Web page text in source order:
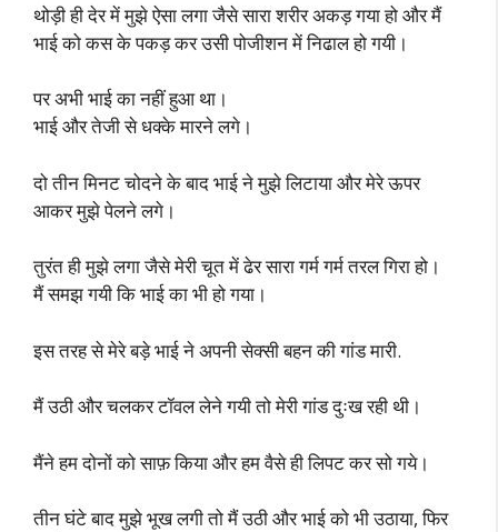
थोड़ी ही देर में मुझे ऐसा लगा जैसे सारा शरीर अकड़ गया हो और मैं
भाई को कस के पकड़ कर उसी पोजीशन में निढाल हो गयी।
पर अभी भाई का नहीं हुआ था।
भाई और तेजी से धक्के मारने लगे।
दो तीन मिनट चोदने के बाद भाई ने मुझे लिटाया और मेरे ऊपर
आकर मुझे पेलने लगे।
तुरंत ही मुझे लगा जैसे मेरी चूत में ढेर सारा गर्म गर्म तरल गिरा हो।
मैं समझ गयी कि भाई का भी हो गया।
इस तरह से मेरे बड़े भाई ने अपनी सेक्सी बहन की गांड मारी.
मैं उठी और चलकर टॉवल लेने गयी तो मेरी गांड दुःख रही थी।
मैंने हम दोनों को साफ़ किया और हम वैसे ही लिपट कर सो गये।
तीन घंटे बाद मुझे भूख लगी तो मैं उठी और भाई को भी उठाया, फिर